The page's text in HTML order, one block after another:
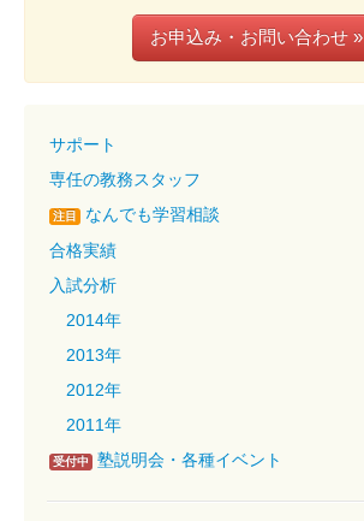
お申込み・お問い合わせ »
サポート
専任の教務スタッフ
注目
なんでも学習相談
合格実績
入試分析
2014年
2013年
2012年
2011年
受付中 塾説明会・各種イベント